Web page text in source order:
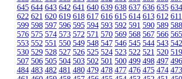
645 644 643 642 641 640 639 638 637 636 635 634
622 621 620 619 618 617 616 615 614 613 612 611
599 598 597 596 595 594 593 592 591 590 589 588
576 575 574 573 572 571 570 569 568 567 566 565
553 552 551 550 549 548 547 546 545 544 543 542
530 529 528 527 526 525 524 523 522 521 520 519
507 506 505 504 503 502 501 500 499 498 497 496
484 483 482 481 480 479 478 477 476 475 474 473